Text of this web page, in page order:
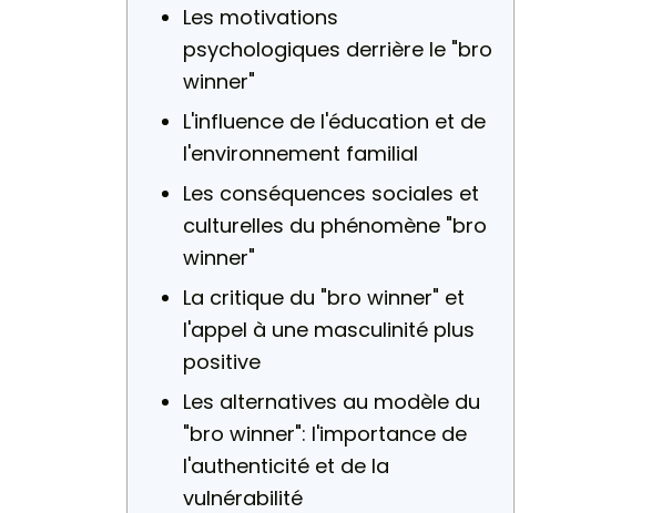
Les motivations
psychologiques derrière le "bro
winner"
L'influence de l'éducation et de
l'environnement familial
Les conséquences sociales et
culturelles du phénomène "bro
winner"
La critique du "bro winner" et
l'appel à une masculinité plus
positive
Les alternatives au modèle du
"bro winner": l'importance de
l'authenticité et de la
vulnérabilité